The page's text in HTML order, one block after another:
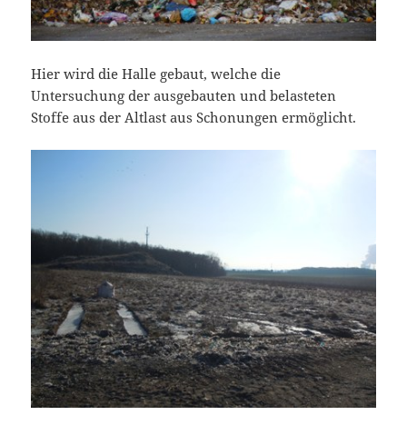
Hier wird die Halle gebaut, welche die
Untersuchung der ausgebauten und belasteten
Stoffe aus der Altlast aus Schonungen ermöglicht.